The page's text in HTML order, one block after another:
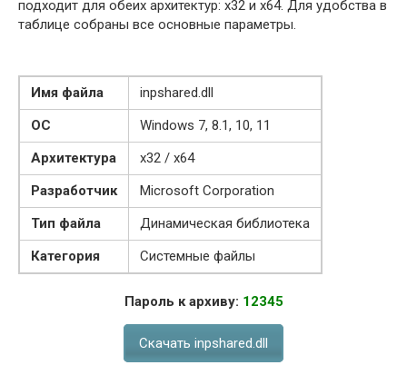
подходит для обеих архитектур: x32 и x64. Для удобства в
таблице собраны все основные параметры.
Имя файла
inpshared.dll
ОС
Windows 7, 8.1, 10, 11
Архитектура
x32 / x64
Разработчик
Microsoft Corporation
Тип файла
Динамическая библиотека
Категория
Системные файлы
Пароль к архиву: 12345
Скачать inpshared.dll